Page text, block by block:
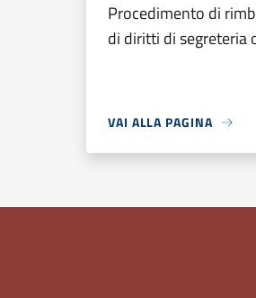
Procedimento di
di diritti di segreteria
VAI ALLA PAGINA